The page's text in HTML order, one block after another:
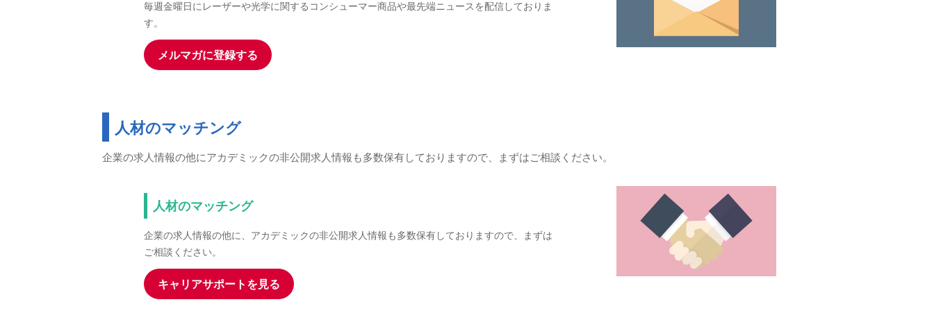
毎週金曜日にレーザーや光学に関するコンシューマー商品や最先端ニュースを配信しておりま
す。
メルマガに登録する
人材のマッチング
企業の求人情報の他にアカデミックの非公開求人情報も多数保有しておりますので、まずはご相談ください。
人材のマッチング
企業の求人情報の他に、アカデミックの非公開求人情報も多数保有しておりますので、まずは
ご相談ください。
キャリアサポートを見る